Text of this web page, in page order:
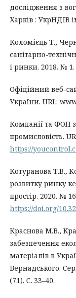
дослідження з
Харків : УкрНДІВ
Коломієць Т.,
санітарно-
і ринки. 2018. № 1.
Офіційний веб-
України. URL:
Компанії та ФОП
промисловість.
https://
Котуранова Т.В.,
розвитку ринку
простір. 2020. №
https://doi.org/
Краснова М.В.,
забезпечення
матеріалів в
Вернадського.
(71). С. 33–40.